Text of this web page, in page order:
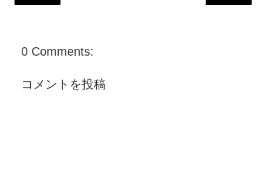
0 Comments:
コメントを投稿